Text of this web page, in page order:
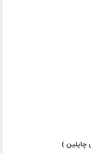
چاپلین )